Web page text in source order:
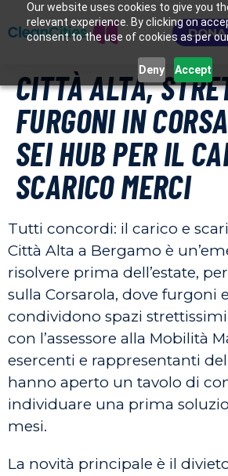
Our website uses cookies to give you
relevant experience. By clicking on
consent to the use of cookies as per
Deny Accept
CITTÀ ALTA,
FURGONI IN
SEI HUB PER IL
SCARICO MERCI
Tutti concordi: il carico e
Città Alta a Bergamo è
risolvere prima dell’estate,
sulla Corsarola, dove furgoni
condividono spazi
con l’assessore alla Mobilità
esercenti e rappresentanti
hanno aperto un tavolo di
individuare una prima
mesi.
La novità principale è il